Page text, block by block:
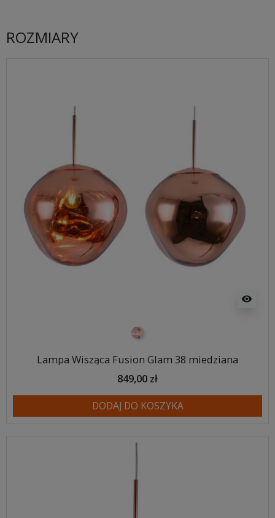
ROZMIARY
visibility
miedziany
Lampa Wisząca Fusion Glam 38 miedziana
849,00 zł
DODAJ DO KOSZYKA